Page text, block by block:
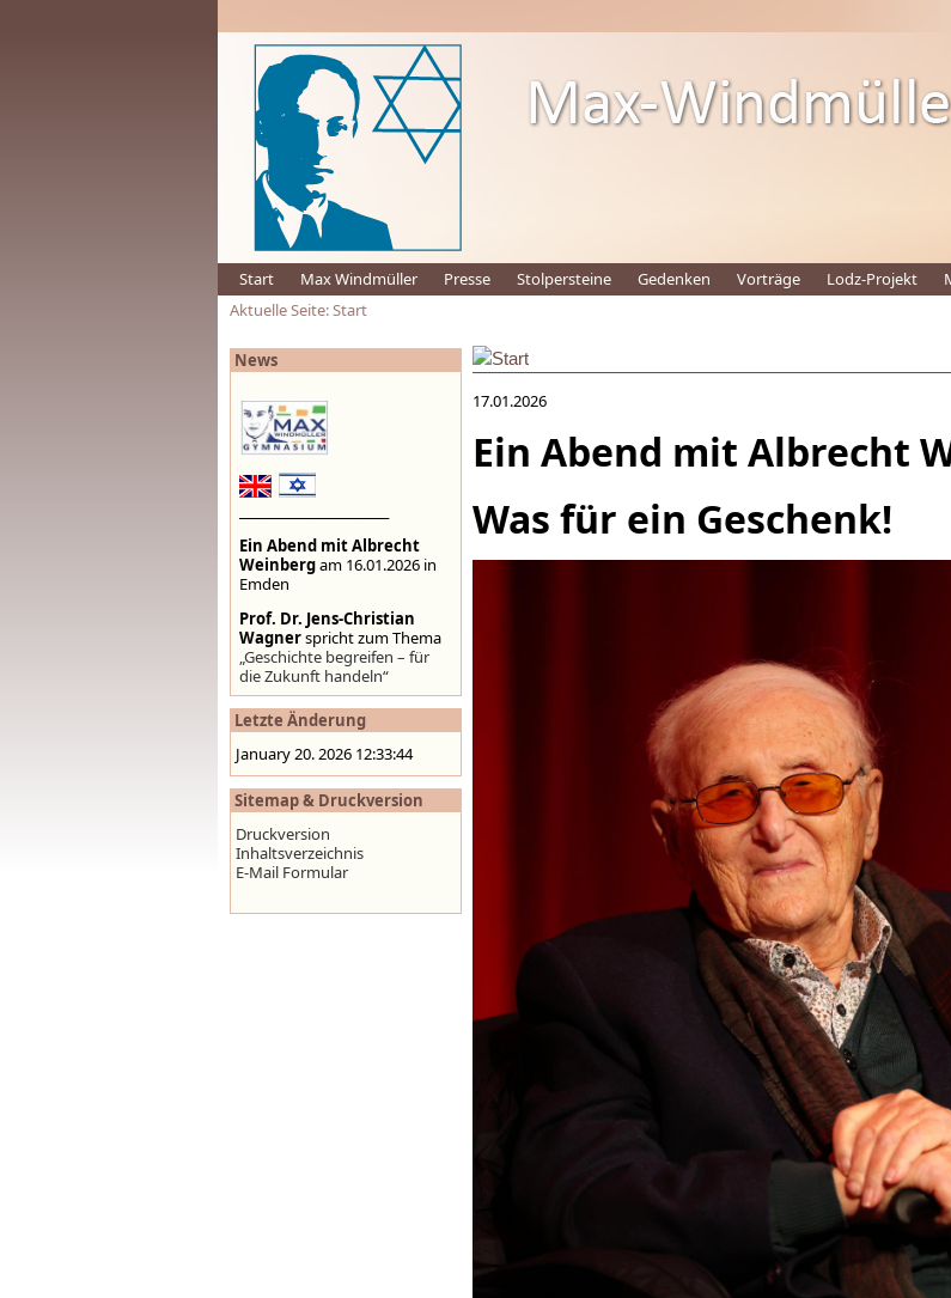
News
Ein Abend mit Albrecht
Weinbergam 16.01.2026 in
Emden
Prof. Dr. Jens-Christian
Wagnerspricht zum Thema
„Geschichte begreifen – für
die Zukunft handeln“
Stolpersteine auf der
Homepage der Stadt
Emden ,www.emden.de
Letzte Änderung
January 20. 2026 12:33:44
Sitemap & Druckversion
Druckversion
Inhaltsverzeichnis
E-Mail Formular
Start Max Windmüller Presse Stolpersteine Gedenken Vorträge Lodz-Projekt
Aktuelle Seite: Start
Start
17.01.2026
Ein Abend mit Albrecht
Was für ein